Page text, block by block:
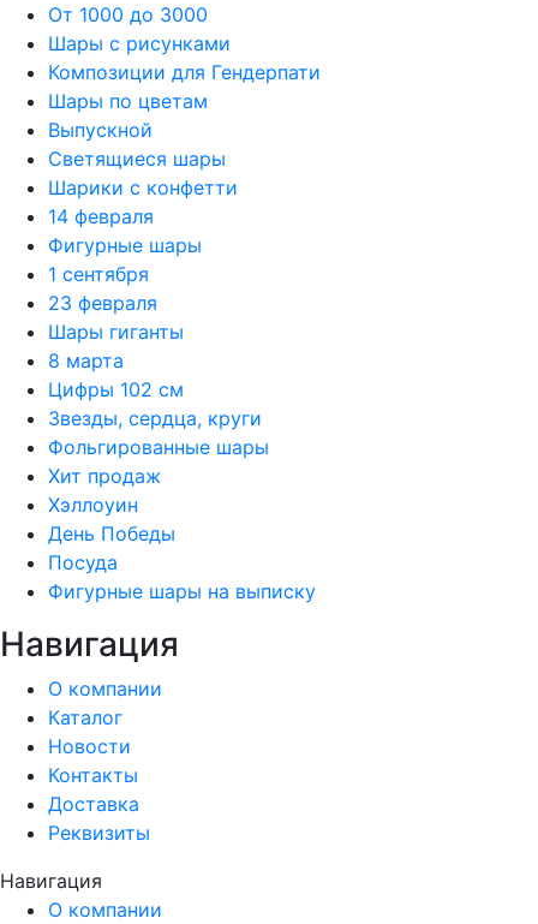
От 1000 до 3000
Шары с рисунками
Композиции для Гендерпати
Шары по цветам
Выпускной
Светящиеся шары
Шарики с конфетти
14 февраля
Фигурные шары
1 сентября
23 февраля
Шары гиганты
8 марта
Цифры 102 см
Звезды, сердца, круги
Фольгированные шары
Хит продаж
Хэллоуин
День Победы
Посуда
Фигурные шары на выписку
Навигация
О компании
Каталог
Новости
Контакты
Доставка
Реквизиты
Навигация
О компании